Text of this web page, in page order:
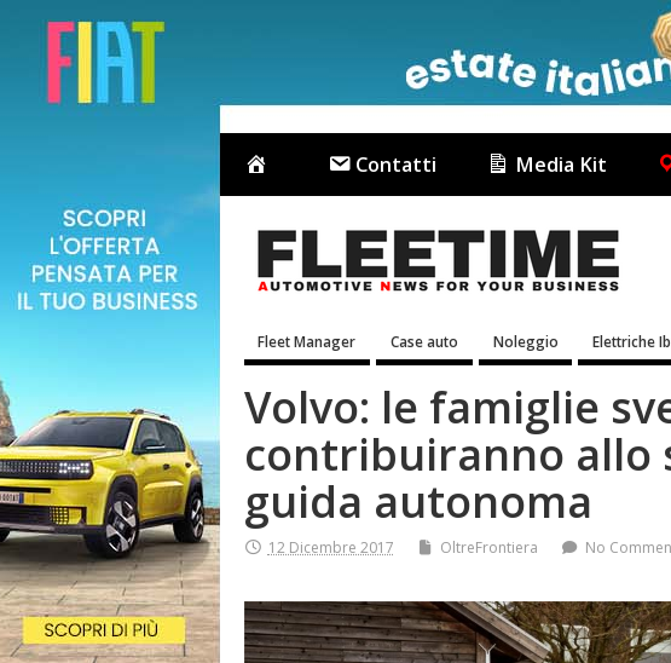
Contatti Media Kit
Fleet Manager Case auto Noleggio Elettriche
Volvo: le famiglie
contribuiranno allo
guida autonoma
12 Dicembre 2017 OltreFrontiera No